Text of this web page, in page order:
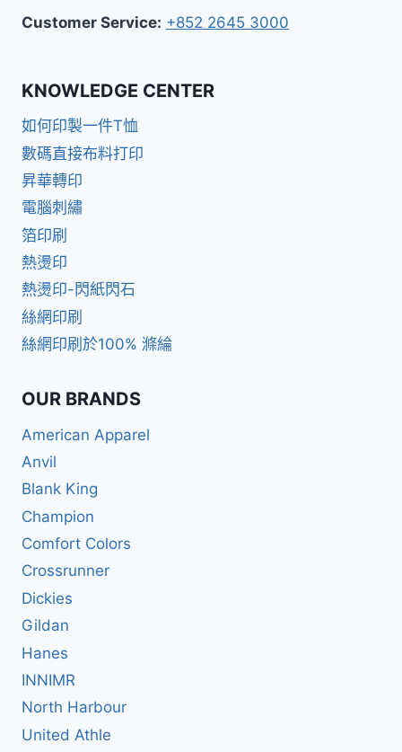
Customer Service: +852 2645 3000
KNOWLEDGE CENTER
如何印製一件T恤
數碼直接布料打印
昇華轉印
電腦刺繡
箔印刷
熱燙印
熱燙印-閃紙閃石
絲網印刷
絲網印刷於100% 滌綸
OUR BRANDS
American Apparel
Anvil
Blank King
Champion
Comfort Colors
Crossrunner
Dickies
Gildan
Hanes
INNIMR
North Harbour
United Athle